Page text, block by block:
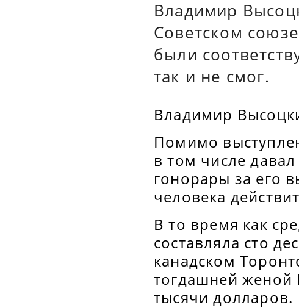
Владимир
Советском
были
так и не смог.
Владимир
Помимо
в том числе
гонорары за его
человека
В то время как
составляла сто
канадском
тогдашней женой
тысячи долларов.